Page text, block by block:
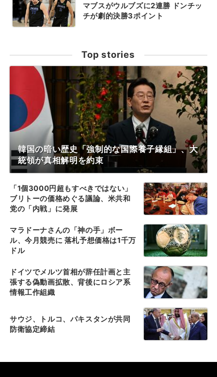
マブスがウルブズに2連勝 ドンチッ
チが劇的決勝3ポイント
Top stories
韓国の暗い歴史「強制的な国際養子縁組」、大
統領が真相解明を約束
「1個3000円超もすべきではない」
ブリトーの価格めぐる議論、米共和
党の「内戦」に発展
マラドーナさんの「神の手」ボー
ル、今月競売に 落札予想価格は1千万
ドル
ドイツでメルツ首相が辞任計画と主
張する偽動画拡散、背後にロシア系
情報工作組織
サウジ、トルコ、パキスタンが共同
防衛協定締結